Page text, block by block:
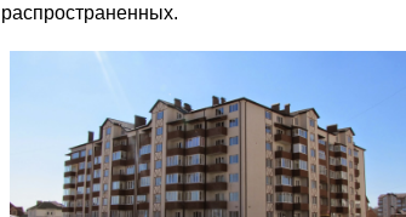
распространенных.